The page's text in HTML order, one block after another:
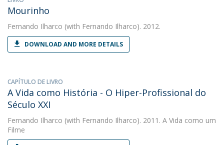
Mourinho
Fernando Ilharco (with Fernando Ilharco). 2012.
DOWNLOAD AND MORE DETAILS
CAPÍTULO DE LIVRO
A Vida como História - O Hiper-Profissional do
Século XXI
Fernando Ilharco (with Fernando Ilharco). 2011. A Vida como um
Filme